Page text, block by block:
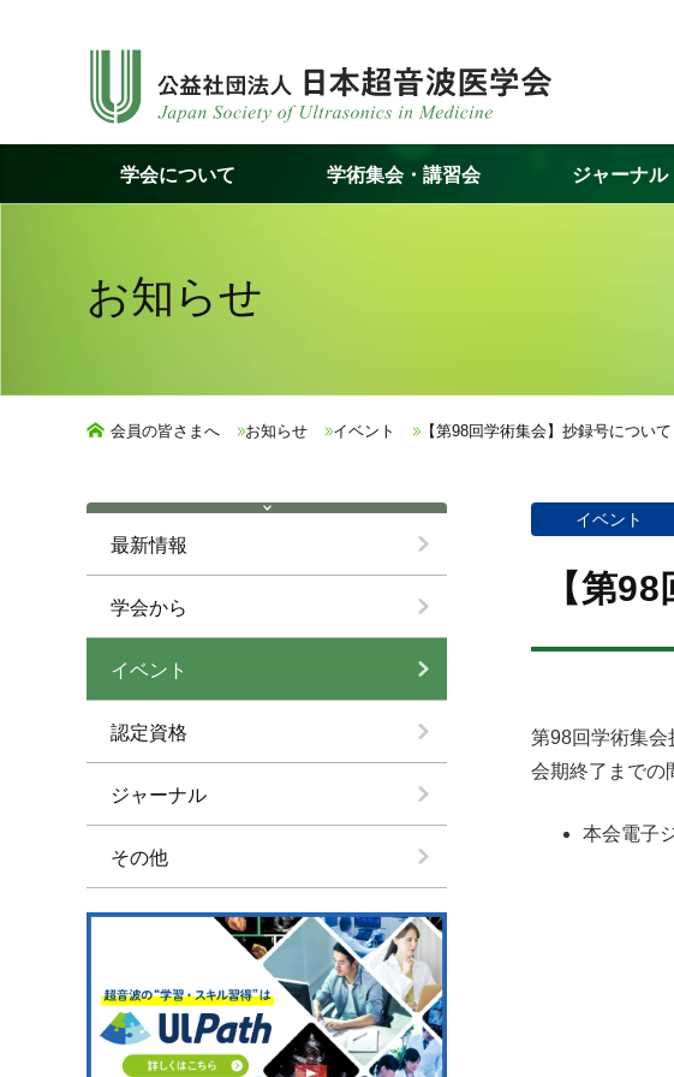
ツ
ス
学会について 学術集会・講習会 ジャーナル
お知らせ
会員の皆さまへ お知らせ イベント 【第98回学術集会】抄録号について
最新情報
学会から
イベント
認定資格
ジャーナル
その他
イベント
【第
第98回学術集会
会期終了までの
本会電子